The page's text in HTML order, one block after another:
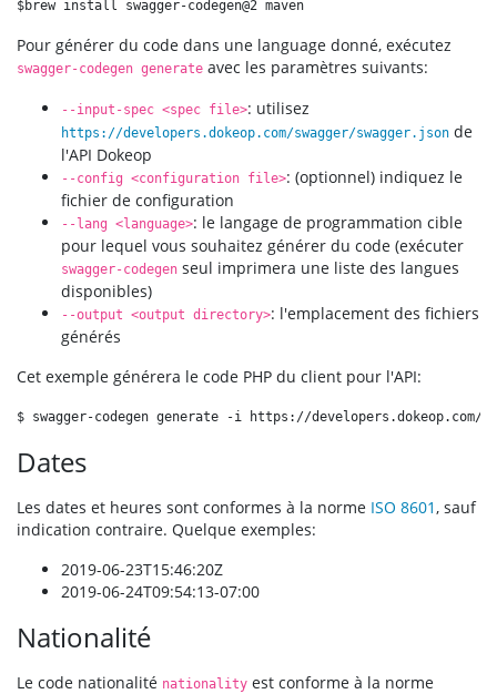
$brew install swagger-codegen@2 maven
Pour générer du code dans une language donné, exécutez
swagger-codegen generate avec les paramètres suivants:
--input-spec <spec file>: utilisez
https://developers.dokeop.com/swagger/swagger.json de
l'API Dokeop
--config <configuration file>: (optionnel) indiquez le
fichier de configuration
--lang <language>: le langage de programmation cible
pour lequel vous souhaitez générer du code (exécuter
swagger-codegen seul imprimera une liste des langues
disponibles)
--output <output directory>: l'emplacement des fichiers
générés
Cet exemple générera le code PHP du client pour l'API:
$ swagger-codegen generate -i https://developers.dokeop.com/
Dates
Les dates et heures sont conformes à la norme ISO 8601, sauf
indication contraire. Quelque exemples:
2019-06-23T15:46:20Z
2019-06-24T09:54:13-07:00
Nationalité
Le code nationalité nationality est conforme à la norme